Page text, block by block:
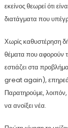
εκείνος θεωρεί ότι
διατάγματα που
Χωρίς καθυστέρηση
θέματα που αφορούν
εστιάζει στα
great again),
Παρατηρούμε,
να ανοίξει νέα.